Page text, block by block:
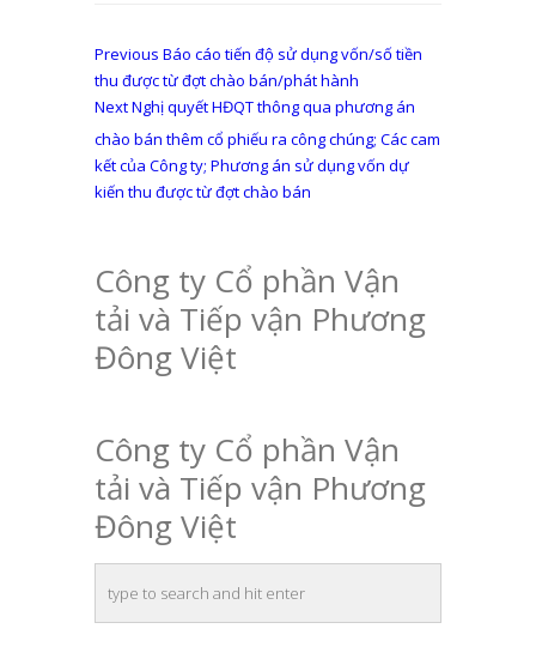
Điều
hướng
bài
viết
Previous Previous
post:
Báo cáo tiến độ sử dụng vốn/số tiền
thu được từ đợt chào bán/phát hành
NextNext
post:
Nghị quyết HĐQT thông qua phương án
chào bán thêm cổ phiếu ra công chúng; Các cam
kết của Công ty; Phương án sử dụng vốn dự
kiến thu được từ đợt chào bán
Công ty Cổ phần Vận
tải và Tiếp vận Phương
Đông Việt
Công ty Cổ phần Vận
tải và Tiếp vận Phương
Đông Việt